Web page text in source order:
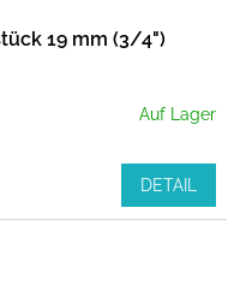
19 mm (3/4")
Auf Lager
DETAIL